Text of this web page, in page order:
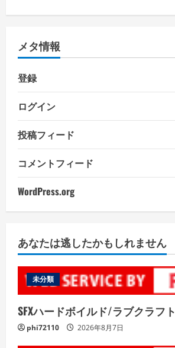
メタ情報
登録
ログイン
投稿フィード
コメントフィード
WordPress.org
あなたは逃したかもしれません
未分類
SFXハードボイルド/ラブクラフト
phi72110 2026年8月7日